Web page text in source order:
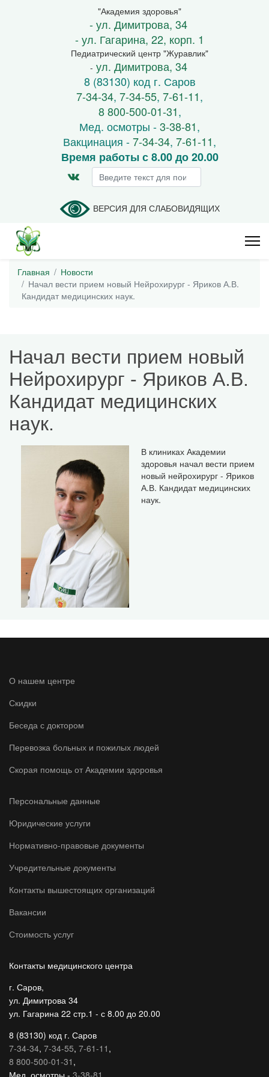
"Академия здоровья"
- ул. Димитрова, 34
- ул. Гагарина, 22, корп. 1
Педиатрический центр "Журавлик"
- ул. Димитрова, 34
8 (83130) код г. Саров
7-34-34,7-34-55,7-61-11,
8 800-500-01-31,
Мед. осмотры -3-38-81,
Вакцинация -7-34-34,7-61-11,
Время работы с 8.00 до 20.00
ВЕРСИЯ ДЛЯ СЛАБОВИДЯЩИХ
Главная
Новости
Начал вести прием новый Нейрохирург - Яриков А.В.
Кандидат медицинских наук.
Начал вести прием новый
Нейрохирург - Яриков А.В.
Кандидат медицинских
наук.
В клиниках Академии
здоровья начал вести прием
новый нейрохирург - Яриков
А.В. Кандидат медицинских
наук.
О нашем центре
Скидки
Беседа с доктором
Перевозка больных и пожилых людей
Скорая помощь от Академии здоровья
Персональные данные
Юридические услуги
Нормативно-правовые документы
Учредительные документы
Контакты вышестоящих организаций
Вакансии
Стоимость услуг
Контакты медицинского центра
г. Саров,
ул. Димитрова 34
ул. Гагарина 22 стр.1 - с 8.00 до 20.00
8 (83130) код г. Саров
7-34-34, 7-34-55, 7-61-11 ,
8 800-500-01-31 ,
Мед. осмотры - 3-38-81